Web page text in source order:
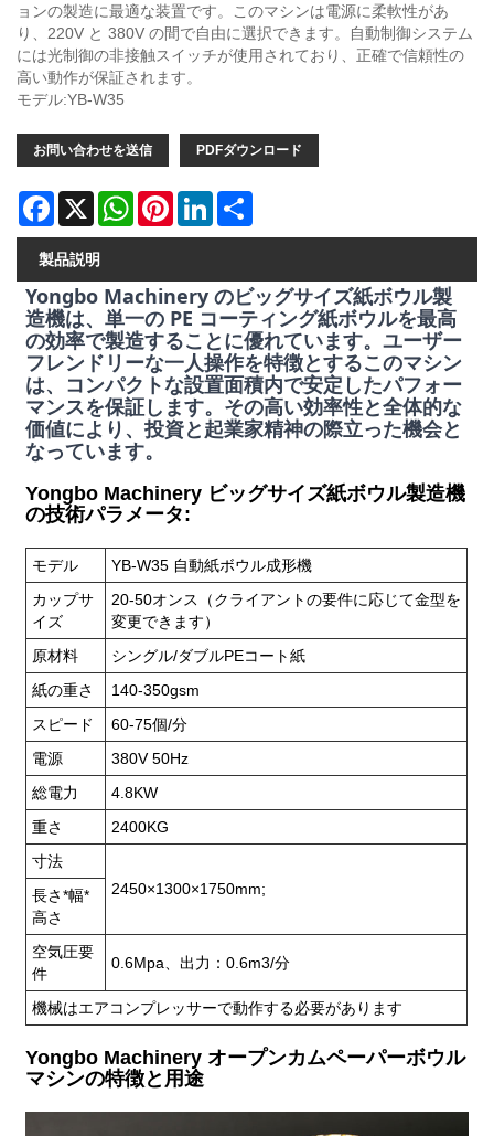
ョンの製造に最適な装置です。このマシンは電源に柔軟性があ
り、220V と 380V の間で自由に選択できます。自動制御システム
には光制御の非接触スイッチが使用されており、正確で信頼性の
高い動作が保証されます。
モデル:YB-W35
お問い合わせを送信 PDFダウンロード
Facebook
X WhatsAppPinterestLinkedIn
製品説明
Yongbo Machinery のビッグサイズ紙ボウル製
造機は、単一の PE コーティング紙ボウルを最高
の効率で製造することに優れています。ユーザー
フレンドリーな一人操作を特徴とするこのマシン
は、コンパクトな設置面積内で安定したパフォー
マンスを保証します。その高い効率性と全体的な
価値により、投資と起業家精神の際立った機会と
なっています。
Yongbo Machinery ビッグサイズ紙ボウル製造機
の技術パラメータ:
モデル
YB-W35 自動紙ボウル成形機
カップサ
イズ
20-50オンス（クライアントの要件に応じて金型を
変更できます）
原材料
シングル/ダブルPEコート紙
紙の重さ
140-350gsm
スピード
60-75個/分
電源
380V 50Hz
総電力
4.8KW
重さ
2400KG
寸法
2450×1300×1750mm;
長さ*幅*
高さ
空気圧要
件
0.6Mpa、出力：0.6m3/分
機械はエアコンプレッサーで動作する必要があります
Yongbo Machinery オープンカムペーパーボウル
マシンの特徴と用途